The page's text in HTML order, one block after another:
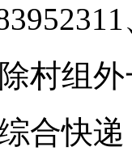
村组
合快递